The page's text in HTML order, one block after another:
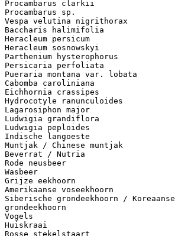
Procambarus clarkii
Procambarus sp.
Vespa velutina nigrithorax
Baccharis halimifolia
Heracleum persicum
Heracleum sosnowskyi
Parthenium hysterophorus
Persicaria perfoliata
Pueraria montana var. lobata
Cabomba caroliniana
Eichhornia crassipes
Hydrocotyle ranunculoides
Lagarosiphon major
Ludwigia grandiflora
Ludwigia peploides
Indische langoeste
Muntjak / Chinese muntjak
Beverrat / Nutria
Rode neusbeer
Wasbeer
Grijze eekhoorn
Amerikaanse voseekhoorn
Siberische grondeekhoorn / Koreaanse
grondeekhoorn
Vogels
Huiskraai
Rosse stekelstaart